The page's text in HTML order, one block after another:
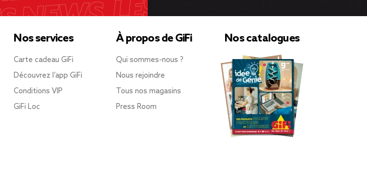
Nos services
Carte cadeau GiFi
Découvrez l’app GiFi
Conditions VIP
GiFi Loc
À propos de GiFi
Qui sommes-nous ?
Nous rejoindre
Tous nos magasins
Press Room
Nos catalogues